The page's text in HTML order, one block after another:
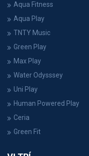
Aqua Fitness
Aqua Play
TNTY Music
Green Play
Max Play
Water Odysssey
Uni Play
Human Powered Play
Ceria
Green Fit